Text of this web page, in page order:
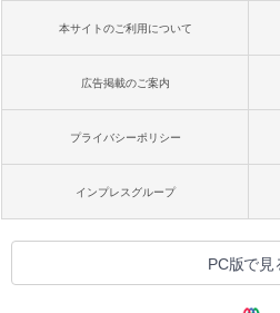
本サイトのご利用について
広告掲載のご案内
プライバシーポリシー
インプレスグループ
PC版で見